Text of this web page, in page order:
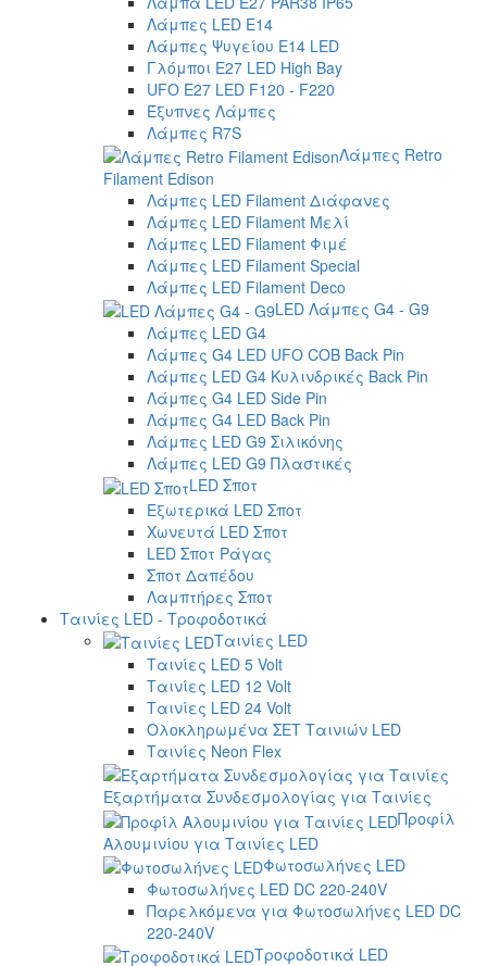
Λάμπες LED E14
Λάμπες Ψυγείου E14 LED
Γλόμποι E27 LED High Bay
UFO E27 LED F120 - F220
Έξυπνες Λάμπες
Λάμπες R7S
Λάμπες Retro
Filament Edison
Λάμπες LED Filament Διάφανες
Λάμπες LED Filament Μελί
Λάμπες LED Filament Φιμέ
Λάμπες LED Filament Special
Λάμπες LED Filament Deco
LED Λάμπες G4 - G9
Λάμπες LED G4
Λάμπες G4 LED UFO COB Back Pin
Λάμπες LED G4 Κυλινδρικές Back Pin
Λάμπες G4 LED Side Pin
Λάμπες G4 LED Back Pin
Λάμπες LED G9 Σιλικόνης
Λάμπες LED G9 Πλαστικές
LED Σποτ
Εξωτερικά LED Σποτ
Χωνευτά LED Σποτ
LED Σποτ Ράγας
Σποτ Δαπέδου
Λαμπτήρες Σποτ
Ταινίες LED - Τροφοδοτικά
Ταινίες LED
Ταινίες LED 5 Volt
Ταινίες LED 12 Volt
Ταινίες LED 24 Volt
Ολοκληρωμένα ΣΕΤ Ταινιών LED
Ταινίες Neon Flex
Εξαρτήματα Συνδεσμολογίας για Ταινίες
Προφίλ
Αλουμινίου για Ταινίες LED
Φωτοσωλήνες LED
Φωτοσωλήνες LED DC 220-240V
Παρελκόμενα για Φωτοσωλήνες LED DC
220-240V
Τροφοδοτικά LED